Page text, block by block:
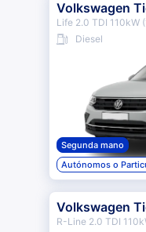
Volkswagen
Life 2.0 TDI 110kW
Diesel
Segunda mano
Autónomos o
Volkswagen
R-Line 2.0 TDI